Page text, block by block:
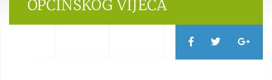
OPĆINSKOG VIJEĆA